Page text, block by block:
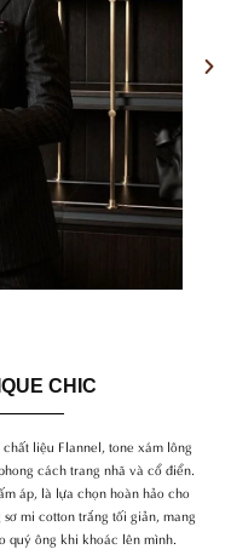
CHIC
liệu Flannel, tone xám lông
cách trang nhã và cổ điển.
áp, là lựa chọn hoàn hảo cho
mi cotton trắng tối giản, mang
quý ông khi khoác lên mình.